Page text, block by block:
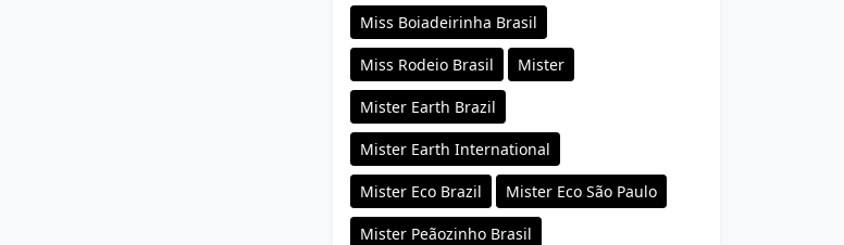
Miss Boiadeirinha Brasil
Miss Rodeio Brasil Mister
Mister Earth Brazil
Mister Earth International
Mister Eco Brazil Mister Eco São Paulo
Mister Peãozinho Brasil